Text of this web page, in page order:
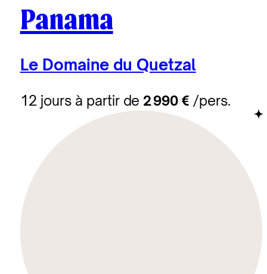
Panama
Le Domaine du Quetzal
12 jours à partir de 2 990 € /pers.